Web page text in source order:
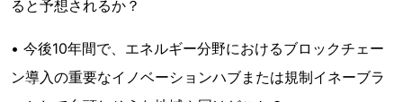
ると予想されるか？
• 今後10年間で、エネルギー分野におけるブロックチェー
ン導入の重要なイノベーションハブまたは規制イネーブラ